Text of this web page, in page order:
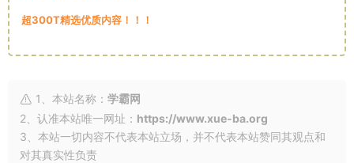
超300T精选优质内容！！！
1、本站名称： 学霸网
2、认准本站唯一网址： https://www.xue-ba.org
3、本站一切内容不代表本站立场，并不代表本站赞同其观点和
对其真实性负责